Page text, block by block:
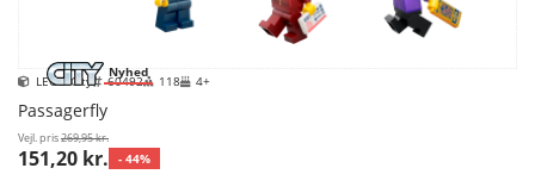
Nyhed
LEGO City 60492 118 4+
Passagerfly
Vejl. pris269,95 kr.
151,20 kr. - 44%